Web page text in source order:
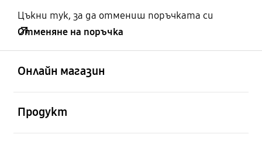
Цъкни тук, за да отмениш поръчката си
Отменяне на поръчка
Онлайн магазин
Продукт